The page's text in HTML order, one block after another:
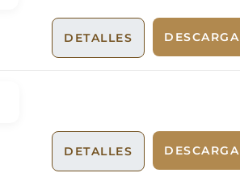
DESCARGA
DETALLES
DESCARGA
DETALLES